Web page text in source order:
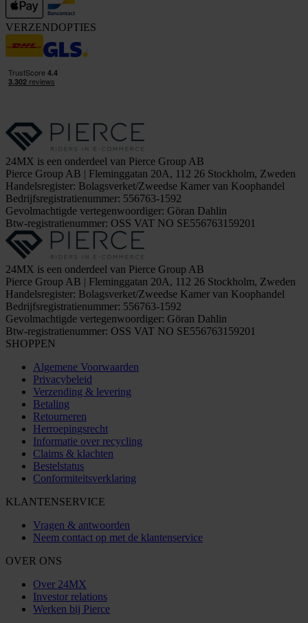
VERZENDOPTIES
24MX is een onderdeel van Pierce Group AB
Pierce Group AB | Fleminggatan 20A, 112 26 Stockholm, Zweden
Handelsregister: Bolagsverket/Zweedse Kamer van Koophandel
Bedrijfsregistratienummer: 556763-1592
Gevolmachtigde vertegenwoordiger: Göran Dahlin
Btw-registratienummer: OSS VAT NO SE556763159201
24MX is een onderdeel van Pierce Group AB
Pierce Group AB | Fleminggatan 20A, 112 26 Stockholm, Zweden
Handelsregister: Bolagsverket/Zweedse Kamer van Koophandel
Bedrijfsregistratienummer: 556763-1592
Gevolmachtigde vertegenwoordiger: Göran Dahlin
Btw-registratienummer: OSS VAT NO SE556763159201
SHOPPEN
Algemene Voorwaarden
Privacybeleid
Verzending & levering
Betaling
Retourneren
Herroepingsrecht
Informatie over recycling
Claims & klachten
Bestelstatus
Conformiteitsverklaring
KLANTENSERVICE
Vragen & antwoorden
Neem contact op met de klantenservice
OVER ONS
Over 24MX
Investor relations
Werken bij Pierce